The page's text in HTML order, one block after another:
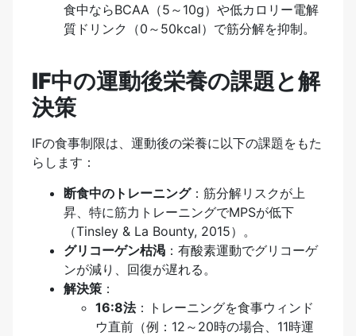
食中ならBCAA（5～10g）や低カロリー電解
質ドリンク（0～50kcal）で筋分解を抑制。
IF中の運動後栄養の課題と解
決策
IFの食事制限は、運動後の栄養に以下の課題をもた
らします：
断食中のトレーニング：筋分解リスクが上
昇、特に筋力トレーニングでMPSが低下
（Tinsley & La Bounty, 2015）。
グリコーゲン枯渇 ：有酸素運動でグリコーゲ
ンが減り、回復が遅れる。
解決策 ：
16:8法：トレーニングを食事ウィンド
ウ直前（例：12～20時の場合、11時運